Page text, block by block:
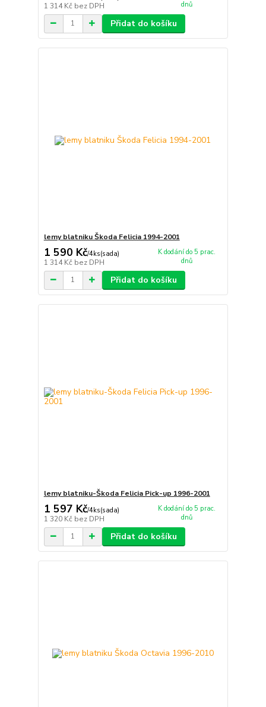
1 314 Kč bez DPH dnů
Přidat do košíku
lemy blatniku Škoda Felicia 1994-2001
1 590 Kč/4ks(sada)
1 314 Kč bez DPH
K dodání do 5 prac.
dnů
Přidat do košíku
lemy blatniku-Škoda Felicia Pick-up 1996-2001
1 597 Kč/4ks(sada)
1 320 Kč bez DPH
K dodání do 5 prac.
dnů
Přidat do košíku